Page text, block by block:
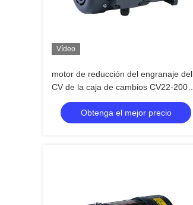
Vídeo
motor de reducción del engranaje del
CV de la caja de cambios CV22-200
CH del motor eléctrico de 200W
0.25HP
Obtenga el mejor precio